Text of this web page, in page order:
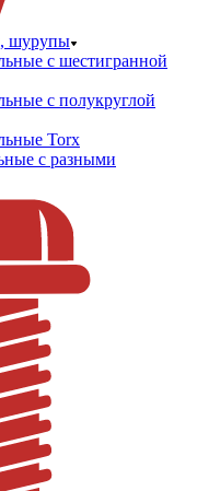
шурупы
с шестигранной
с полукруглой
Torx
с разными